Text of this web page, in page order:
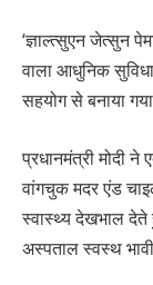
‘ज्ञाल्त्सुएन जेत्सुन
वाला आधुनिक
सहयोग से बनाया
प्रधानमंत्री मोदी ने
वांगचुक मदर एंड
स्वास्थ्य देखभाल देते
अस्पताल स्वस्थ